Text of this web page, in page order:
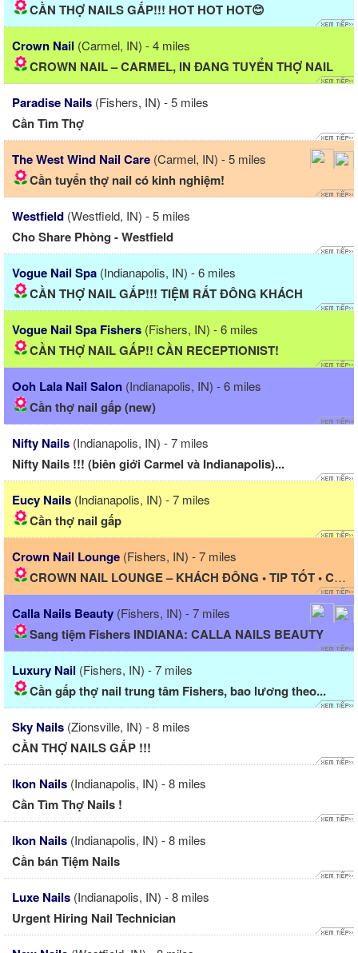
CẦN THỢ NAILS GẤP!!! HOT HOT HOT😊
Crown Nail (Carmel, IN) - 4 miles
CROWN NAIL – CARMEL, IN ĐANG TUYỂN THỢ NAIL
Paradise Nails (Fishers, IN) - 5 miles
Cần Tìm Thợ
The West Wind Nail Care (Carmel, IN) - 5 miles
Cần tuyển thợ nail có kinh nghiệm!
Westfield (Westfield, IN) - 5 miles
Cho Share Phòng - Westfield
Vogue Nail Spa (Indianapolis, IN) - 6 miles
CẦN THỢ NAIL GẤP!!! TIỆM RẤT ĐÔNG KHÁCH
Vogue Nail Spa Fishers (Fishers, IN) - 6 miles
CẦN THỢ NAIL GẤP!! CẦN RECEPTIONIST!
Ooh Lala Nail Salon (Indianapolis, IN) - 6 miles
Cần thợ nail gấp (new)
Nifty Nails (Indianapolis, IN) - 7 miles
Nifty Nails !!! (biên giới Carmel và Indianapolis)...
Eucy Nails (Indianapolis, IN) - 7 miles
Cần thợ nail gấp
Crown Nail Lounge (Fishers, IN) - 7 miles
CROWN NAIL LOUNGE – KHÁCH ĐÔNG • TIP TỐT • CÓ NHÀ CHO...
Calla Nails Beauty (Fishers, IN) - 7 miles
Sang tiệm Fishers INDIANA: CALLA NAILS BEAUTY
Luxury Nail (Fishers, IN) - 7 miles
Cần gấp thợ nail trung tâm Fishers, bao lương theo...
Sky Nails (Zionsville, IN) - 8 miles
CẦN THỢ NAILS GẤP !!!
Ikon Nails (Indianapolis, IN) - 8 miles
Cần Tìm Thợ Nails !
Ikon Nails (Indianapolis, IN) - 8 miles
Cần bán Tiệm Nails
Luxe Nails (Indianapolis, IN) - 8 miles
Urgent Hiring Nail Technician